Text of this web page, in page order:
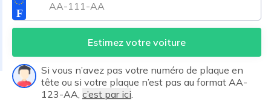
Estimez votre voiture
Si vous n’avez pas votre numéro de plaque en
tête ou si votre plaque n’est pas au format AA-
123-AA, c’est par ici